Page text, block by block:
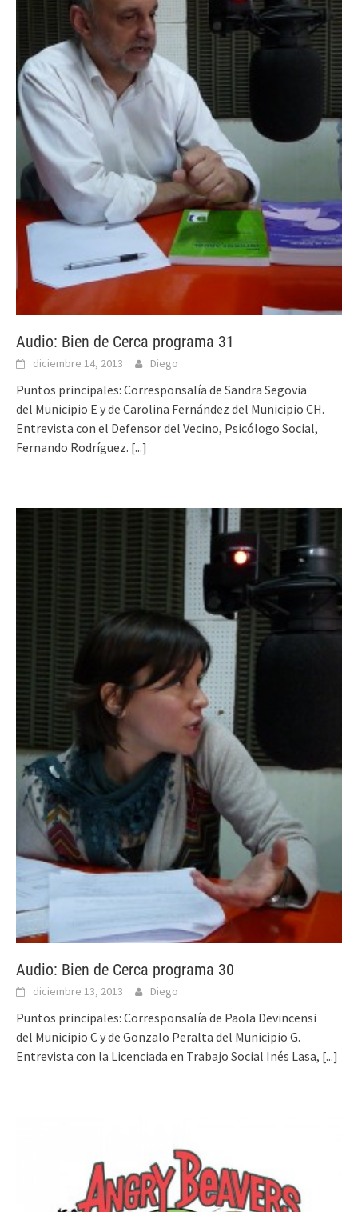
Audio: Bien de Cerca programa 31
diciembre 14, 2013 Diego
Puntos principales: Corresponsalía de Sandra Segovia
del Municipio E y de Carolina Fernández del Municipio CH.
Entrevista con el Defensor del Vecino, Psicólogo Social,
Fernando Rodríguez. [...]
Audio: Bien de Cerca programa 30
diciembre 13, 2013 Diego
Puntos principales: Corresponsalía de Paola Devincensi
del Municipio C y de Gonzalo Peralta del Municipio G.
Entrevista con la Licenciada en Trabajo Social Inés Lasa, [...]